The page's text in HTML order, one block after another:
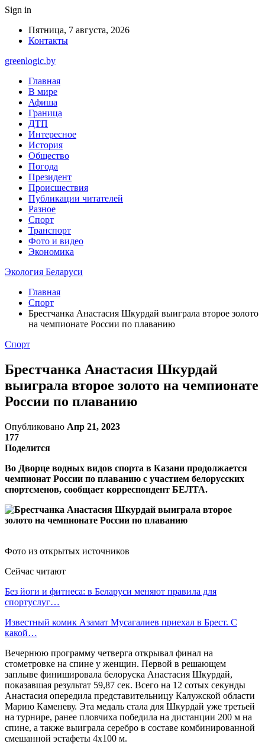
Sign in
Пятница, 7 августа, 2026
Контакты
greenlogic.by
Главная
В мире
Афиша
Граница
ДТП
Интересное
История
Общество
Погода
Президент
Происшествия
Публикации читателей
Разное
Спорт
Транспорт
Фото и видео
Экономика
Экология Беларуси
Главная
Спорт
Брестчанка Анастасия Шкурдай выиграла второе золото
на чемпионате России по плаванию
Спорт
Брестчанка Анастасия Шкурдай
выиграла второе золото на чемпионате
России по плаванию
Опубликовано Апр 21, 2023
177
Поделится
Во Дворце водных видов спорта в Казани продолжается
чемпионат России по плаванию с участием белорусских
спортсменов, сообщает корреспондент БЕЛТА.
Фото из открытых источников
Сейчас читают
Без йоги и фитнеса: в Беларуси меняют правила для
спортуслуг…
Известный комик Азамат Мусагалиев приехал в Брест. С
какой…
Вечернюю программу четверга открывал финал на
стометровке на спине у женщин. Первой в решающем
заплыве финишировала белоруска Анастасия Шкурдай,
показавшая результат 59,87 сек. Всего на 12 сотых секунды
Анастасия опередила представительницу Калужской области
Марию Каменеву. Эта медаль стала для Шкурдай уже третьей
на турнире, ранее пловчиха победила на дистанции 200 м на
спине, а также выиграла серебро в составе комбинированной
смешанной эстафеты 4х100 м.